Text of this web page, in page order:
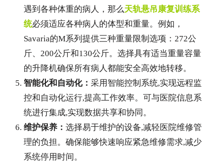
遇到各种体重的病人，那么天轨悬吊康复训练系
统必须适应各种病人的体型和重量。例如，
Savaria的M系列提供三种重量限制选项：272公
斤、200公斤和130公斤。选择具有适当重量容量
的升降机确保所有病人都能安全高效地转移。
智能化和自动化： 采用智能控制系统,实现远程监
控和自动化运行,提高工作效率。可与医院信息系
统进行集成,实现数据共享和协同。
维护保养： 选择易于维护的设备,减轻医院维修管
理的负担。确保能够快速响应紧急维修需求,减少
系统停用时间。